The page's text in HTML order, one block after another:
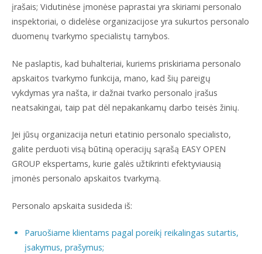
įrašais; Vidutinėse įmonėse paprastai yra skiriami personalo
inspektoriai, o didelėse organizacijose yra sukurtos personalo
duomenų tvarkymo specialistų tarnybos.
Ne paslaptis, kad buhalteriai, kuriems priskiriama personalo
apskaitos tvarkymo funkcija, mano, kad šių pareigų
vykdymas yra našta, ir dažnai tvarko personalo įrašus
neatsakingai, taip pat dėl nepakankamų darbo teisės žinių.
Jei jūsų organizacija neturi etatinio personalo specialisto,
galite perduoti visą būtiną operacijų sąrašą EASY OPEN
GROUP ekspertams, kurie galės užtikrinti efektyviausią
įmonės personalo apskaitos tvarkymą.
Personalo apskaita susideda iš:
Paruošiame klientams pagal poreikį reikalingas sutartis,
įsakymus, prašymus;